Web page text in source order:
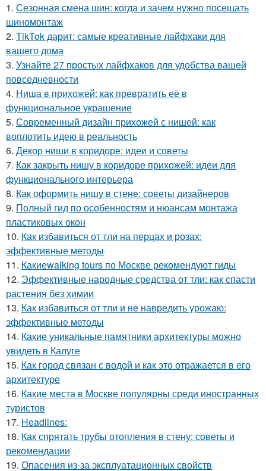
1. Сезонная смена шин: когда и зачем нужно посещать
шиномонтаж
2. TikTok дарит: самые креативные лайфхаки для
вашего дома
3. Узнайте 27 простых лайфхаков для удобства вашей
повседневности
4. Ниша в прихожей: как превратить её в
функциональное украшение
5. Современный дизайн прихожей с нишей: как
воплотить идею в реальность
6. Декор ниши в коридоре: идеи и советы
7. Как закрыть нишу в коридоре прихожей: идеи для
функционального интерьера
8. Как оформить нишу в стене: советы дизайнеров
9. Полный гид по особенностям и нюансам монтажа
пластиковых окон
10. Как избавиться от тли на перцах и розах:
эффективные методы
11. Какиеwalking tours по Москве рекомендуют гиды
12. Эффективные народные средства от тли: как спасти
растения без химии
13. Как избавиться от тли и не навредить урожаю:
эффективные методы
14. Какие уникальные памятники архитектуры можно
увидеть в Калуге
15. Как город связан с водой и как это отражается в его
архитектуре
16. Какие места в Москве популярны среди иностранных
туристов
17. Headlines:
18. Как спрятать трубы отопления в стену: советы и
рекомендации
19. Опасения из-за эксплуатационных свойств